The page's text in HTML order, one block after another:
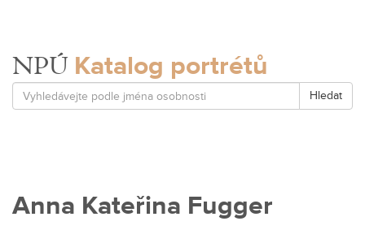
NPÚ Katalog portrétů
Hledat
Anna Kateřina Fugger